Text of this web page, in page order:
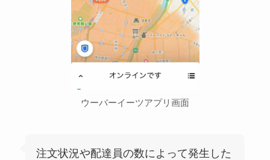
ウーバーイーツアプリ画面
注文状況や配達員の数によって発生した